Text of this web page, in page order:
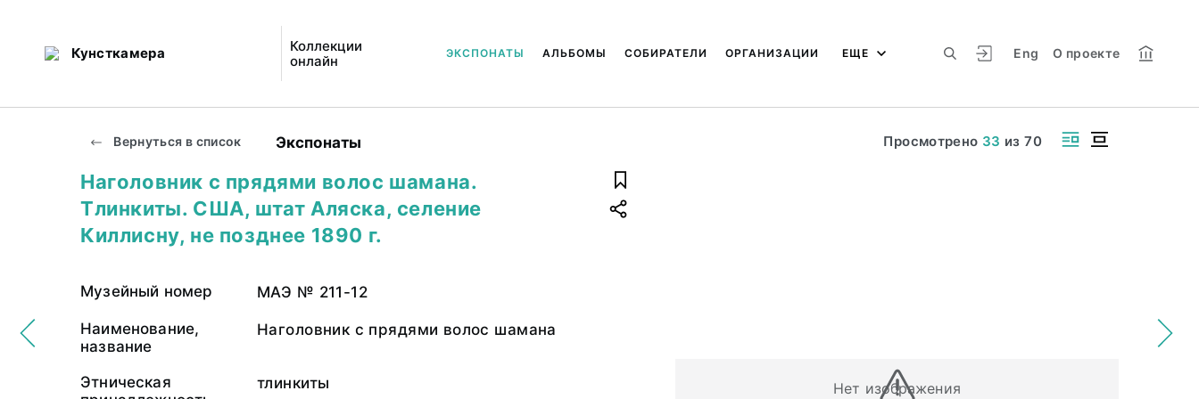
Кунсткамера
Коллекции
онлайн
Eng О проекте
ЭКСПОНАТЫ АЛЬБОМЫ СОБИРАТЕЛИ ОРГАНИЗАЦИИ ЕЩЕ
Вернуться в список Экспонаты Просмотрено 33 из70
Нет изображения
Наголовник с прядями волос шамана.
Тлинкиты. США, штат Аляска, селение
Киллисну, не позднее 1890 г.
Музейный номер МАЭ № 211-12
Наименование,
название
Наголовник с прядями волос шамана
Этническая
тлинкиты